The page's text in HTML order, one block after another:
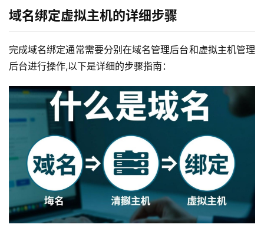
域名绑定虚拟主机的详细步骤
完成域名绑定通常需要分别在域名管理后台和虚拟主机管理
后台进行操作,以下是详细的步骤指南：